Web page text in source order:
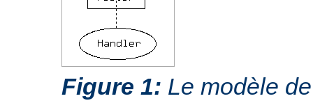
Figure 1: Le modèle